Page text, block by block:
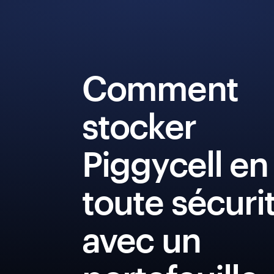
Comment
stocker
Piggycell en
toute
avec un